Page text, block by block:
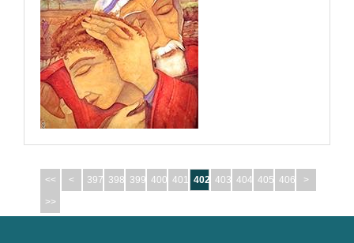
<< < 397 398 399 400 401 402 403 404 405 406
>
>>